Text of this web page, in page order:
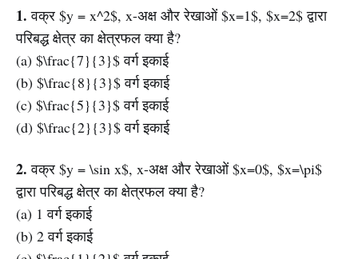
1. वक्र $y = x^2$, x-अक्ष और रेखाओं $x=1$, $x=2$ द्वारा
परिबद्ध क्षेत्र का क्षेत्रफल क्या है?
(a) $\frac{7}{3}$ वर्ग इकाई
(b) $\frac{8}{3}$ वर्ग इकाई
(c) $\frac{5}{3}$ वर्ग इकाई
(d) $\frac{2}{3}$ वर्ग इकाई
2. वक्र $y = \sin x$, x-अक्ष और रेखाओं $x=0$, $x=\pi$
द्वारा परिबद्ध क्षेत्र का क्षेत्रफल क्या है?
(a) 1 वर्ग इकाई
(b) 2 वर्ग इकाई